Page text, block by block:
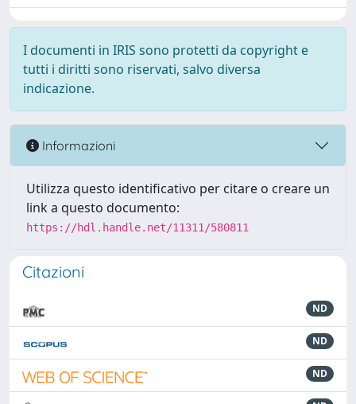
I documenti in IRIS sono protetti da copyright e
tutti i diritti sono riservati, salvo diversa
indicazione.
Informazioni
Utilizza questo identificativo per citare o creare un
link a questo documento:
https://hdl.handle.net/11311/580811
Citazioni
ND
ND
ND